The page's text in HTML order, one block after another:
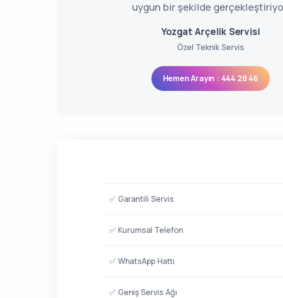
uygun bir şekilde
Yozgat Arçelik Servisi
Özel Teknik Servis
Hemen Arayın : 444 28 46
✅ Garantili Servis
✅ Kurumsal Telefon
✅ WhatsApp Hattı
✅ Geniş Servis Ağı